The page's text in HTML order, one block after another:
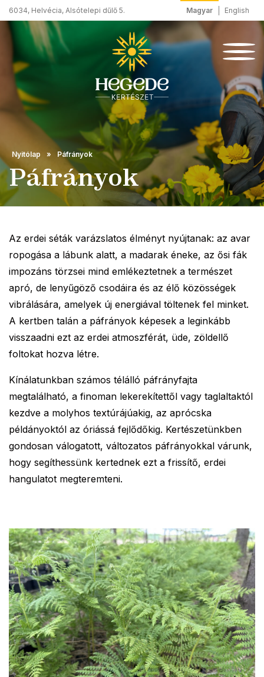
6034, Helvécia, Alsótelepi dűlő 5. Magyar English
Nyitólap Páfrányok
Páfrányok
Az erdei séták varázslatos élményt nyújtanak: az avar
ropogása a lábunk alatt, a madarak éneke, az ősi fák
impozáns törzsei mind emlékeztetnek a természet
apró, de lenyűgöző csodáira és az élő közösségek
vibrálására, amelyek új energiával töltenek fel minket.
A kertben talán a páfrányok képesek a leginkább
visszaadni ezt az erdei atmoszférát, üde, zöldellő
foltokat hozva létre.
Kínálatunkban számos télálló páfrányfajta
megtalálható, a finoman lekerekítettől vagy taglaltaktól
kezdve a molyhos textúrájúakig, az aprócska
példányoktól az óriássá fejlődőkig. Kertészetünkben
gondosan válogatott, változatos páfrányokkal várunk,
hogy segíthessünk kertednek ezt a frissítő, erdei
hangulatot megteremteni.